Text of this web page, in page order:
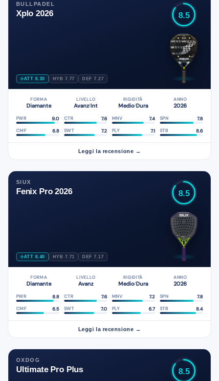
BULLPADEL
Xplo 2026
ATT 8.30 HYB 7.77 DEF 7.27
8.5
FORMA
Diamante
LIVELLO
Avanz/Int
RIGIDITÀ
Medio/Dura
ANNO
2026
PWR 9.0 CTR 7.6 MNV 7.4 SPN 7.8
CMF 6.8 SWT 7.2 PLY 7.1 STB 8.6
Leggi la recensione →
SIUX
Fenix Pro 2026
ATT 8.40 HYB 7.71 DEF 7.17
8.5
FORMA
Diamante
LIVELLO
Avanz
RIGIDITÀ
Medio/Dura
ANNO
2026
PWR 8.8 CTR 7.6 MNV 7.2 SPN 7.8
CMF 6.5 SWT 7.0 PLY 6.7 STB 8.4
Leggi la recensione →
OXDOG
Ultimate Pro Plus 8.5